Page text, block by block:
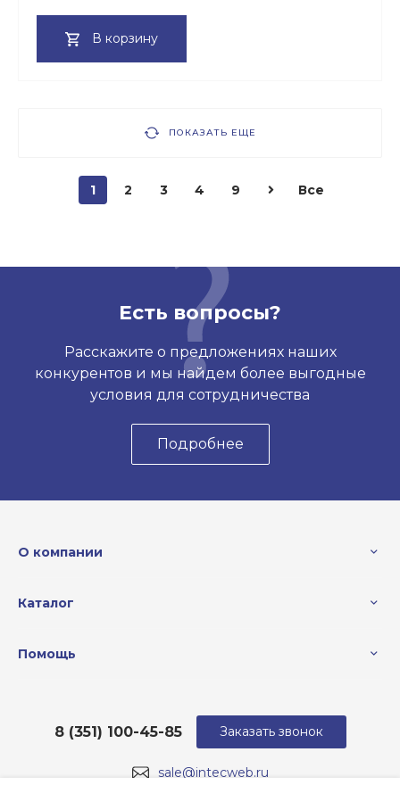
В корзину
ПОКАЗАТЬ ЕЩЕ
1 2 3 4 9 Все
Есть вопросы?
Расскажите о предложениях наших
конкурентов и мы найдем более выгодные
условия для сотрудничества
Подробнее
О компании
Каталог
Помощь
sale@intecweb.ru
8 (351) 100-45-85 Заказать звонок